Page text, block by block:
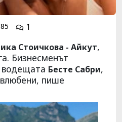
1
Стоичкова - Айкут,
Бизнесменът
водещата Бесте Сабри,
пише